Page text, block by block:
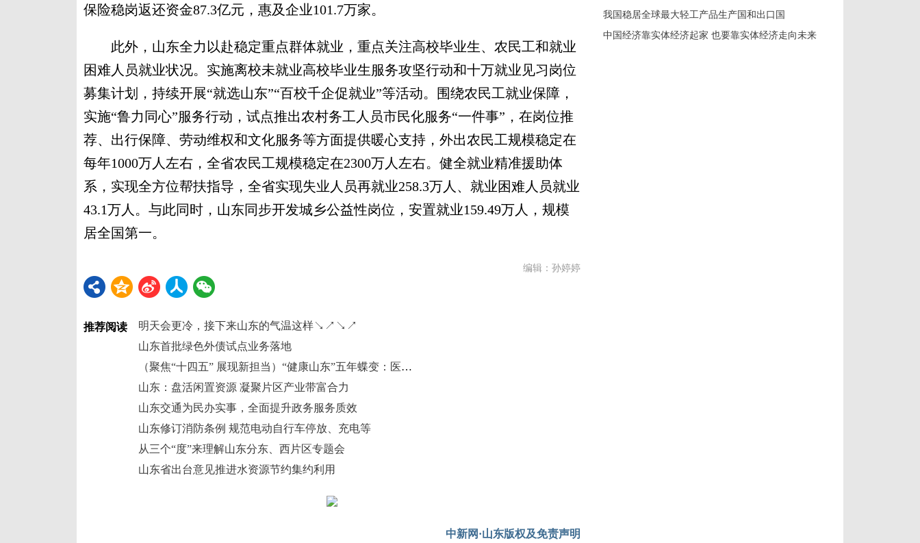
保险稳岗返还资金87.3亿元，惠及企业101.7万家。
此外，山东全力以赴稳定重点群体就业，重点关注高校毕业生、农民工和就业
困难人员就业状况。实施离校未就业高校毕业生服务攻坚行动和十万就业见习岗位
募集计划，持续开展“就选山东”“百校千企促就业”等活动。围绕农民工就业保障，
实施“鲁力同心”服务行动，试点推出农村务工人员市民化服务“一件事”，在岗位推
荐、出行保障、劳动维权和文化服务等方面提供暖心支持，外出农民工规模稳定在
每年1000万人左右，全省农民工规模稳定在2300万人左右。健全就业精准援助体
系，实现全方位帮扶指导，全省实现失业人员再就业258.3万人、就业困难人员就业
43.1万人。与此同时，山东同步开发城乡公益性岗位，安置就业159.49万人，规模
居全国第一。
编辑：孙婷婷
推荐阅读
明天会更冷，接下来山东的气温这样↘↗↘↗
山东首批绿色外债试点业务落地
（聚焦“十四五” 展现新担当）“健康山东”五年蝶变：医疗服务提质增效
山东：盘活闲置资源 凝聚片区产业带富合力
山东交通为民办实事，全面提升政务服务质效
山东修订消防条例 规范电动自行车停放、充电等
从三个“度”来理解山东分东、西片区专题会
山东省出台意见推进水资源节约集约利用
中新网·山东版权及免责声明
我国稳居全球最大轻工产品生产国和出口国
中国经济靠实体经济起家 也要靠实体经济走向未来